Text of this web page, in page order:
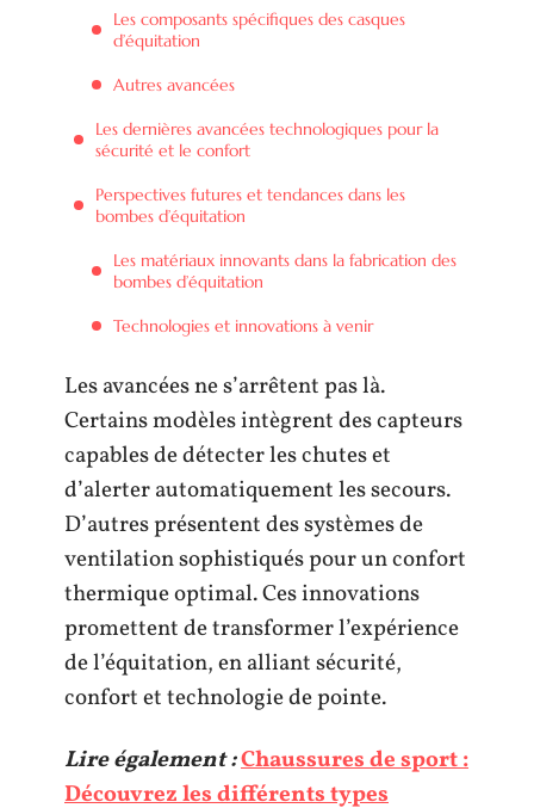
Les composants spécifiques des casques
d’équitation
Autres avancées
Les dernières avancées technologiques pour la
sécurité et le confort
Perspectives futures et tendances dans les
bombes d’équitation
Les matériaux innovants dans la fabrication des
bombes d’équitation
Technologies et innovations à venir
Les avancées ne s’arrêtent pas là.
Certains modèles intègrent des capteurs
capables de détecter les chutes et
d’alerter automatiquement les secours.
D’autres présentent des systèmes de
ventilation sophistiqués pour un confort
thermique optimal. Ces innovations
promettent de transformer l’expérience
de l’équitation, en alliant sécurité,
confort et technologie de pointe.
Lire également :Chaussures de sport :
Découvrez les différents types